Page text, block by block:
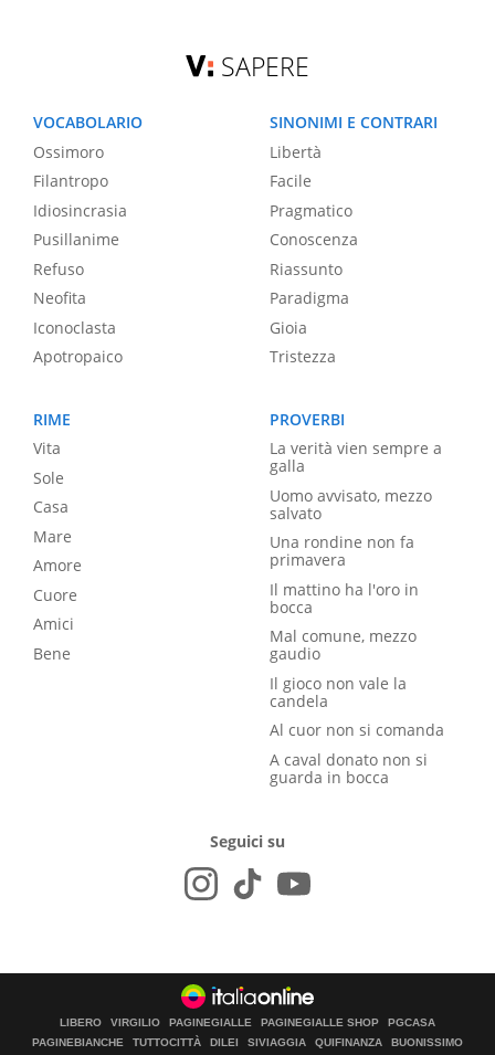
SAPERE
VOCABOLARIO
Ossimoro
Filantropo
Idiosincrasia
Pusillanime
Refuso
Neofita
Iconoclasta
Apotropaico
SINONIMI E CONTRARI
Libertà
Facile
Pragmatico
Conoscenza
Riassunto
Paradigma
Gioia
Tristezza
RIME
Vita
Sole
Casa
Mare
Amore
Cuore
Amici
Bene
PROVERBI
La verità vien sempre a
galla
Uomo avvisato, mezzo
salvato
Una rondine non fa
primavera
Il mattino ha l'oro in
bocca
Mal comune, mezzo
gaudio
Il gioco non vale la
candela
Al cuor non si comanda
A caval donato non si
guarda in bocca
Seguici su
LIBERO VIRGILIO PAGINEGIALLE PAGINEGIALLE SHOP
PGCASA
PAGINEBIANCHE
TUTTOCITTÀ DILEI SIVIAGGIA QUIFINANZA BUONISSIMO